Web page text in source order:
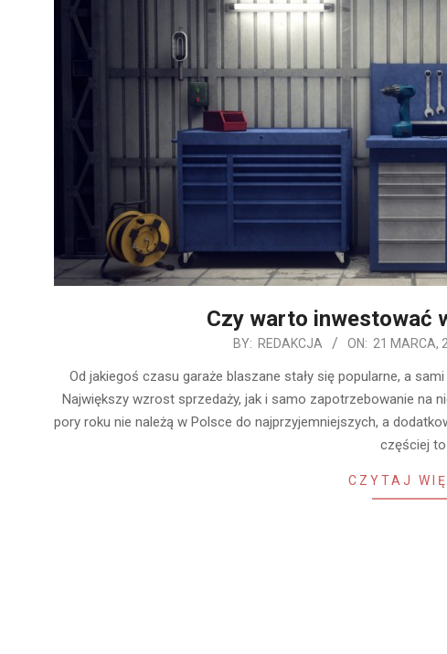
Czy warto inwestować
BY: REDAKCJA ON: 21 MARCA,
Od jakiegoś czasu garaże blaszane stały się popularne, a
Największy wzrost sprzedaży, jak i samo zapotrzebowanie na
pory roku nie należą w Polsce do najprzyjemniejszych, a
częściej to
CZYTAJ